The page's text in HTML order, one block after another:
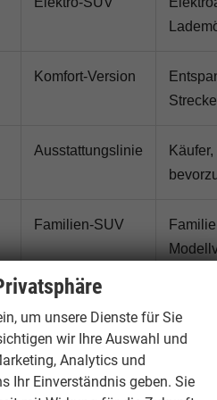
Komfort-Version
Ausstattungslinie
Familien-SUV
Sofort verfügbar
um unsere Dienste für Sie
wir Ihre Auswahl und
Analytics und
Ihr Einverständnis geben. Sie